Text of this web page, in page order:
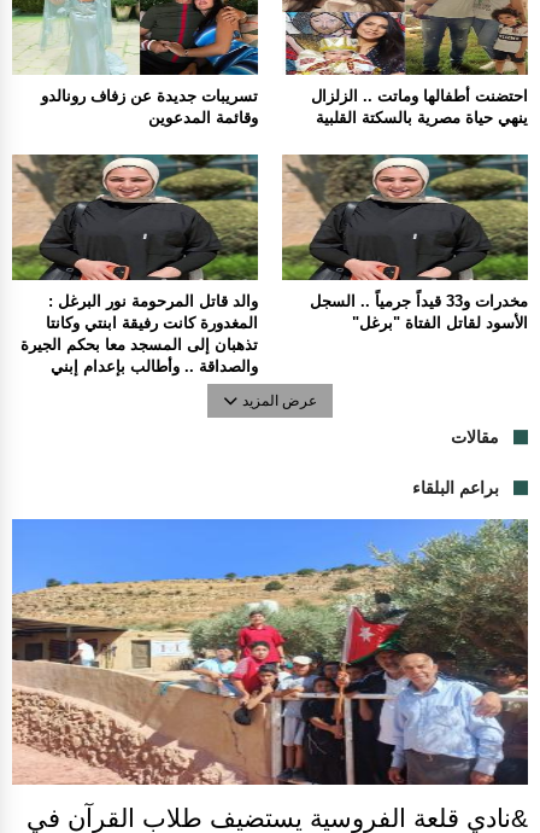
تسريبات جديدة عن زفاف رونالدو
وقائمة المدعوين
احتضنت أطفالها وماتت .. الزلزال
ينهي حياة مصرية بالسكتة القلبية
والد قاتل المرحومة نور البرغل :
المغدورة كانت رفيقة ابنتي وكانتا
تذهبان إلى المسجد معا بحكم الجيرة
والصداقة .. وأطالب بإعدام إبني
مخدرات و33 قيداً جرمياً .. السجل
الأسود لقاتل الفتاة "برغل"
عرض المزيد
مقالات
براعم البلقاء
&نادي قلعة الفروسية يستضيف طلاب القرآن في